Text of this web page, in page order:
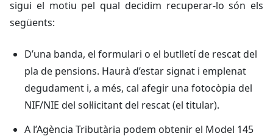
sigui el motiu pel qual decidim recuperar-lo són els
següents:
D’una banda, el formulari o el butlletí de rescat del
pla de pensions. Haurà d’estar signat i emplenat
degudament i, a més, cal afegir una fotocòpia del
NIF/NIE del sol·licitant del rescat (el titular).
A l’Agència Tributària podem obtenir el Model 145